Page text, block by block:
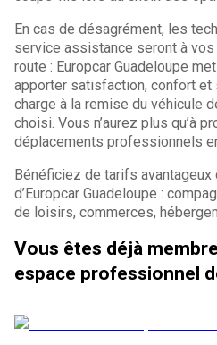
En cas de désagrément, les
service assistance seront à
route : Europcar Guadeloupe
apporter satisfaction, confort et
charge à la remise du véhicule
choisi. Vous n’aurez plus qu’à
déplacements professionnels
Bénéficiez de tarifs
d’Europcar Guadeloupe :
de loisirs, commerces,
Vous êtes déjà
espace professionnel